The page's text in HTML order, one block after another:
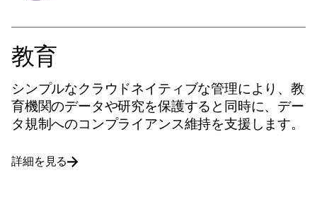
教育
シンプルなクラウドネイティブな管理により、教
育機関のデータや研究を保護すると同時に、デー
タ規制へのコンプライアンス維持を支援します。
詳細を見る